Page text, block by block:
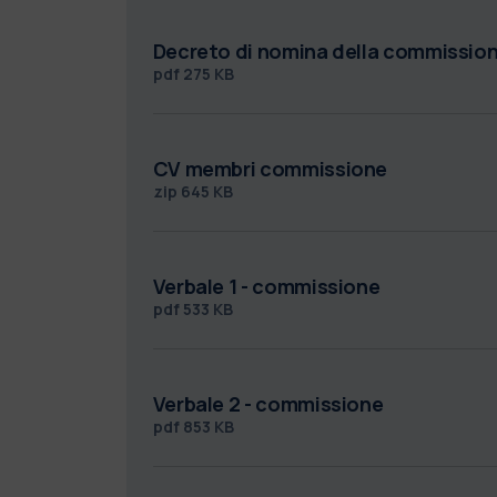
Decreto di nomina della
pdf 275 KB
CV membri commissione
zip 645 KB
Verbale 1 - commissione
pdf 533 KB
Verbale 2 - commissione
pdf 853 KB